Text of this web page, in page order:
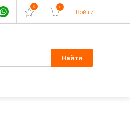
0 0
Войти